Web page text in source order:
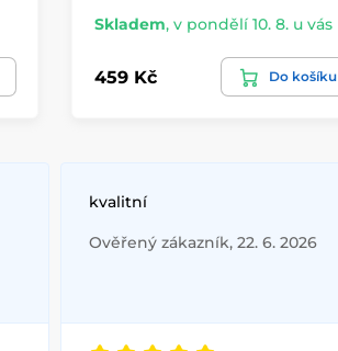
Skladem, v pondělí 10. 8. u vás
459 Kč Do košíku
kvalitní
Ověřený zákazník, 22. 6. 2026